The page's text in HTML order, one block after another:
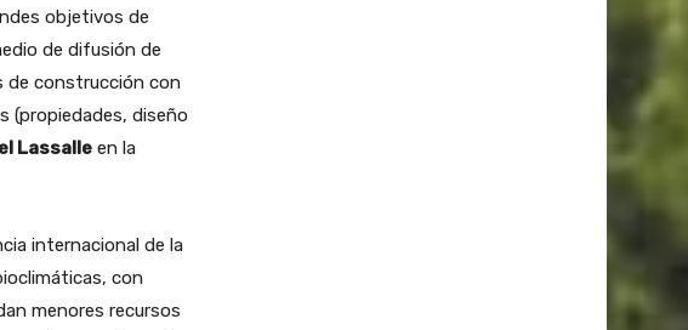
objetivos de
de difusión de
de construcción con
(propiedades, diseño
Lassalleen la
internacional de la
con
menores recursos